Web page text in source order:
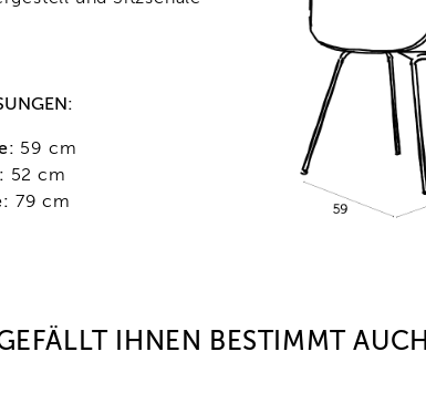
59 cm
52 cm
79 cm
IHNEN BESTIMMT AUCH